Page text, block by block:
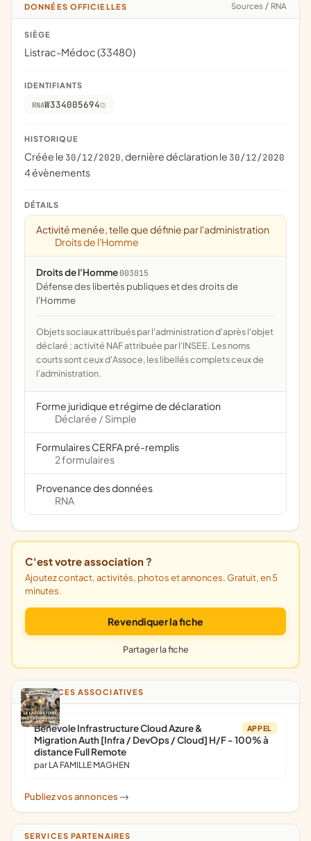
DONNÉES OFFICIELLES Sources / RNA
SIÈGE
Listrac-Médoc (33480)
IDENTIFIANTS
RNAW334005694
HISTORIQUE
Créée le 30/12/2020, dernière déclaration le 30/12/2020
4 évènements
DÉTAILS
Activité menée, telle que définie par l'administration
Droits de l'Homme
Droits de l'Homme 003015
défense des libertés publiques et des droits de
l'Homme
Objets sociaux attribués par l'administration d'après l'objet
déclaré ; activité NAF attribuée par l'INSEE. Les noms
courts sont ceux d'Assoce, les libellés complets ceux de
l'administration.
Forme juridique et régime de déclaration
Déclarée / Simple
Formulaires CERFA pré-remplis
2 formulaires
Provenance des données
RNA
C'est votre association ?
Ajoutez contact, activités, photos et annonces. Gratuit, en 5
minutes.
Revendiquer la fiche
Partager la fiche
ANNONCES ASSOCIATIVES
APPEL
Bénévole Infrastructure Cloud Azure &
Migration Auth [Infra / DevOps / Cloud] H/F - 100% à
distance Full Remote
par LA FAMILLE MAGHEN
Publiez vos annonces ->
SERVICES PARTENAIRES